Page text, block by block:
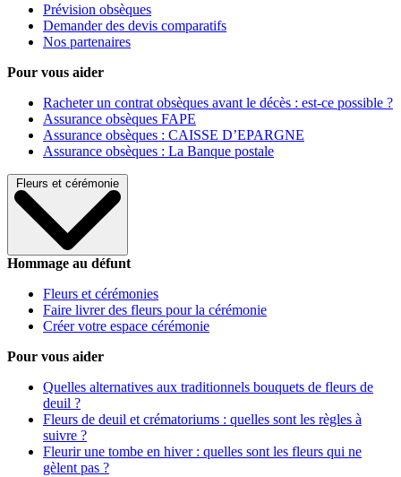
Prévision obsèques
Demander des devis comparatifs
Nos partenaires
Pour vous aider
Racheter un contrat obsèques avant le décès : est-ce possible ?
Assurance obsèques FAPE
Assurance obsèques : CAISSE D’EPARGNE
Assurance obsèques : La Banque postale
Fleurs et cérémonie
Hommage au défunt
Fleurs et cérémonies
Faire livrer des fleurs pour la cérémonie
Créer votre espace cérémonie
Pour vous aider
Quelles alternatives aux traditionnels bouquets de fleurs de
deuil ?
Fleurs de deuil et crématoriums : quelles sont les règles à
suivre ?
Fleurir une tombe en hiver : quelles sont les fleurs qui ne
gèlent pas ?